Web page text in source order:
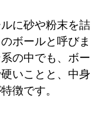
に砂や粉末を詰
ボールと呼びま
の中でも、ボー
いことと、中身
徴です。